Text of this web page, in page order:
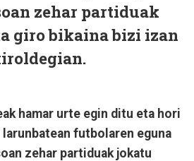
zehar partiduak
giro bikaina bizi izan
hamar urte egin ditu eta hori
futbolaren eguna
zehar partiduak jokatu